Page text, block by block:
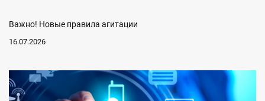
Важно! Новые правила агитации
16.07.2026